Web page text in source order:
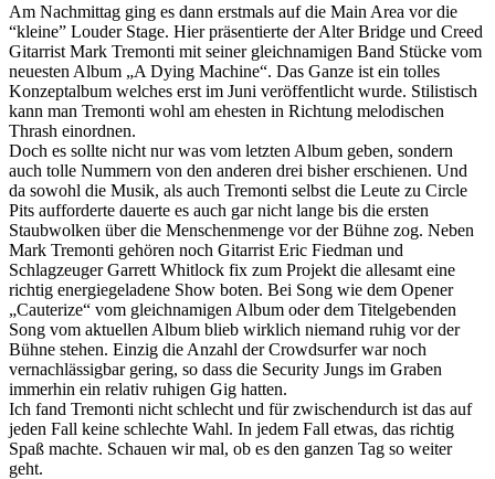
Am Nachmittag ging es dann erstmals auf die Main Area vor die
“kleine” Louder Stage. Hier präsentierte der Alter Bridge und Creed
Gitarrist Mark Tremonti mit seiner gleichnamigen Band Stücke vom
neuesten Album „A Dying Machine“. Das Ganze ist ein tolles
Konzeptalbum welches erst im Juni veröffentlicht wurde. Stilistisch
kann man Tremonti wohl am ehesten in Richtung melodischen
Thrash einordnen.
Doch es sollte nicht nur was vom letzten Album geben, sondern
auch tolle Nummern von den anderen drei bisher erschienen. Und
da sowohl die Musik, als auch Tremonti selbst die Leute zu Circle
Pits aufforderte dauerte es auch gar nicht lange bis die ersten
Staubwolken über die Menschenmenge vor der Bühne zog. Neben
Mark Tremonti gehören noch Gitarrist Eric Fiedman und
Schlagzeuger Garrett Whitlock fix zum Projekt die allesamt eine
richtig energiegeladene Show boten. Bei Song wie dem Opener
„Cauterize“ vom gleichnamigen Album oder dem Titelgebenden
Song vom aktuellen Album blieb wirklich niemand ruhig vor der
Bühne stehen. Einzig die Anzahl der Crowdsurfer war noch
vernachlässigbar gering, so dass die Security Jungs im Graben
immerhin ein relativ ruhigen Gig hatten.
Ich fand Tremonti nicht schlecht und für zwischendurch ist das auf
jeden Fall keine schlechte Wahl. In jedem Fall etwas, das richtig
Spaß machte. Schauen wir mal, ob es den ganzen Tag so weiter
geht.